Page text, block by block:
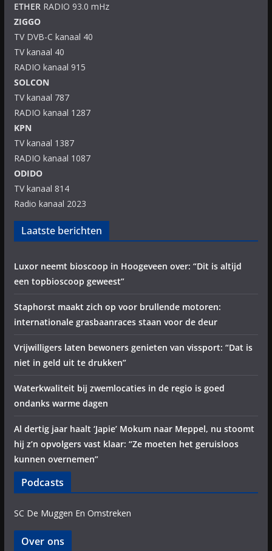
ETHERRADIO 93.0 mHz
ZIGGO
TV DVB-C kanaal 40
TV kanaal 40
RADIO kanaal 915
SOLCON
TV kanaal 787
RADIO kanaal 1287
KPN
TV kanaal 1387
RADIO kanaal 1087
ODIDO
TV kanaal 814
Radio kanaal 2023
Laatste berichten
Luxor neemt bioscoop in Hoogeveen over: “Dit is altijd
een topbioscoop geweest”
Staphorst maakt zich op voor brullende motoren:
internationale grasbaanraces staan voor de deur
Vrijwilligers laten bewoners genieten van vissport: “Dat is
niet in geld uit te drukken”
Waterkwaliteit bij zwemlocaties in de regio is goed
ondanks warme dagen
Al dertig jaar haalt ‘Japie’ Mokum naar Meppel, nu stoomt
hij z’n opvolgers vast klaar: “Ze moeten het geruisloos
kunnen overnemen”
Podcasts
SC De Muggen En Omstreken
Over ons